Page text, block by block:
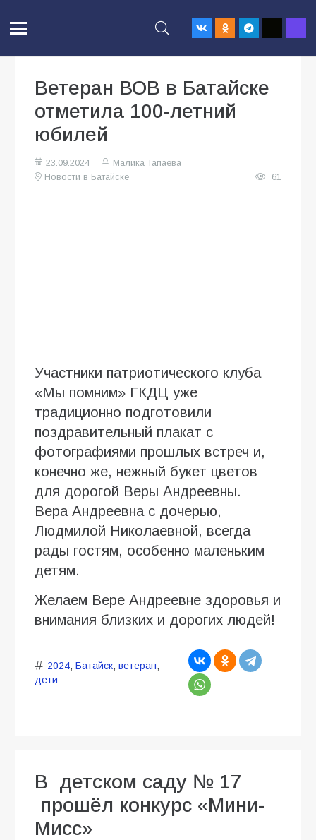
Ветеран ВОВ в Батайске
отметила 100-летний
юбилей
23.09.2024
Малика Тапаева
Новости в Батайске
61
Участники патриотического клуба
«Мы помним» ГКДЦ уже
традиционно подготовили
поздравительный плакат с
фотографиями прошлых встреч и,
конечно же, нежный букет цветов
для дорогой Веры Андреевны.
Вера Андреевна с дочерью,
Людмилой Николаевной, всегда
рады гостям, особенно маленьким
детям.
Желаем Вере Андреевне здоровья и
внимания близких и дорогих людей!
2024, Батайск, ветеран,
дети
В детском саду № 17
прошёл конкурс «Мини-
Мисс»